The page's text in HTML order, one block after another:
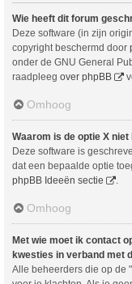
Wie heeft dit forum
Deze software (in zijn
copyright beschermd door
onder de GNU General
raadpleeg over phpBB
Omhoog
Waarom is de optie X
Deze software is
dat een bepaalde optie
phpBB Ideeën sectie
.
Omhoog
Met wie moet ik contact
kwesties in verband met
Alle beheerders die op de